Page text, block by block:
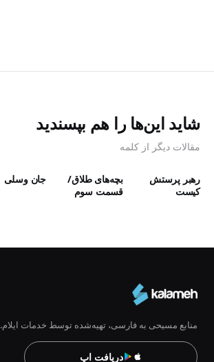
شاید این‌ها را هم بپسندید
مقالات دیگر از کلمه
رهبر پرستش
كيست
بچه‌های طلاق/
قسمت سوم
جان وسلی
منابع مسیحی به فارسی، تهیه‌شده توسط خدمات ایلام.
دریافت اپ